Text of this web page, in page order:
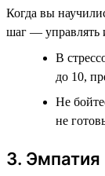
Когда вы
шаг — управлять
В
до 10,
Не
не
3. Эмпатия